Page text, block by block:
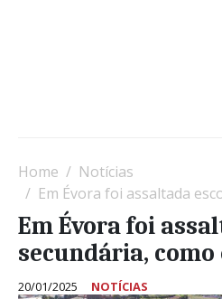
Home
Notícias
Em Évora foi assaltada escola
Em Évora foi
secundária, como
20/01/2025 NOTÍCIAS